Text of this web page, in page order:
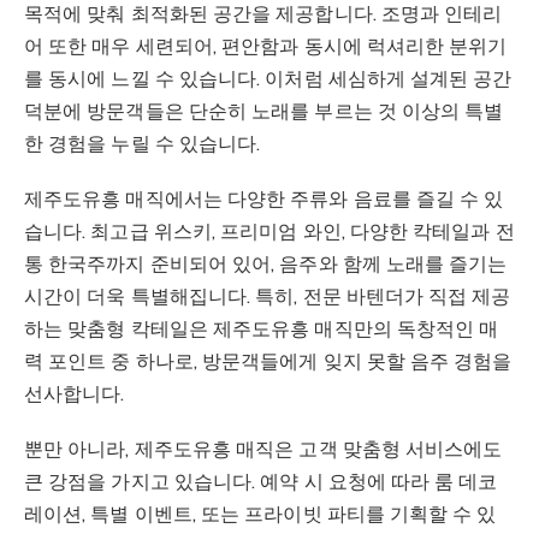
목적에 맞춰 최적화된 공간을 제공합니다. 조명과 인테리
어 또한 매우 세련되어, 편안함과 동시에 럭셔리한 분위기
를 동시에 느낄 수 있습니다. 이처럼 세심하게 설계된 공간
덕분에 방문객들은 단순히 노래를 부르는 것 이상의 특별
한 경험을 누릴 수 있습니다.
제주도유흥 매직에서는 다양한 주류와 음료를 즐길 수 있
습니다. 최고급 위스키, 프리미엄 와인, 다양한 칵테일과 전
통 한국주까지 준비되어 있어, 음주와 함께 노래를 즐기는
시간이 더욱 특별해집니다. 특히, 전문 바텐더가 직접 제공
하는 맞춤형 칵테일은 제주도유흥 매직만의 독창적인 매
력 포인트 중 하나로, 방문객들에게 잊지 못할 음주 경험을
선사합니다.
뿐만 아니라, 제주도유흥 매직은 고객 맞춤형 서비스에도
큰 강점을 가지고 있습니다. 예약 시 요청에 따라 룸 데코
레이션, 특별 이벤트, 또는 프라이빗 파티를 기획할 수 있